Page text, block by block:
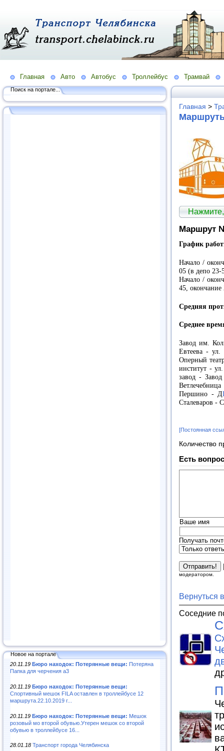
Главная Авто Автобус Троллейбус Трамвай
Поиск на портале...
Новое на портале
20.11.19 Бюро находок: Потерянные вещи: Потеряна
Папка для черчения а3
20.11.19 Бюро находок: Потерянные вещи:
Спортивный мешок FILA оставлен в троллейбусе 12
маршрута.22.10.2019 г...
20.11.19 Бюро находок: Потерянные вещи: Мешок
розовый мо второй обувью.Утерен мешок со второй
обувью в троллейбусе 16...
28.01.18 Транспорт города Челябинска
Главная >
Маршрут
График
Начало /
05 (в депо 23-
Начало /
45,
Средняя
Среднее
Завод им.
Евтеева -
Оперный
институт -
завод -
Першино - Д
Сталеваров -
[Постоянная
Количество
Есть
Ваше имя
Получать
модератором.
Вернуться
Соседние